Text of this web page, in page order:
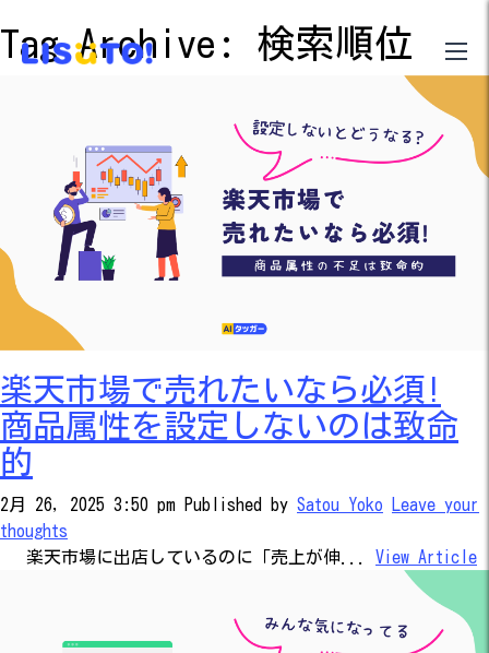
Tag Archive: 検索順位
楽天市場で売れたいなら必須!
商品属性を設定しないのは致命
的
2月 26, 2025 3:50 pm Published by Satou Yoko
Leave your
thoughts
楽天市場に出店しているのに「売上が伸... View Article